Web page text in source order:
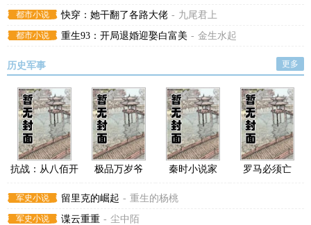
都市小说 快穿：她干翻了各路大佬 - 九尾君上
都市小说 重生93：开局退婚迎娶白富美 - 金生水起
历史军事 更多
抗战：从八佰开
极品万岁爷 秦时小说家 罗马必须亡
军史小说 留里克的崛起 - 重生的杨桃
军史小说 谍云重重 - 尘中陌